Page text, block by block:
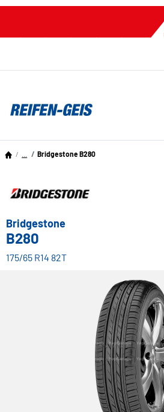
Bridgestone B280
Bridgestone
B280
175/65 R14 82T